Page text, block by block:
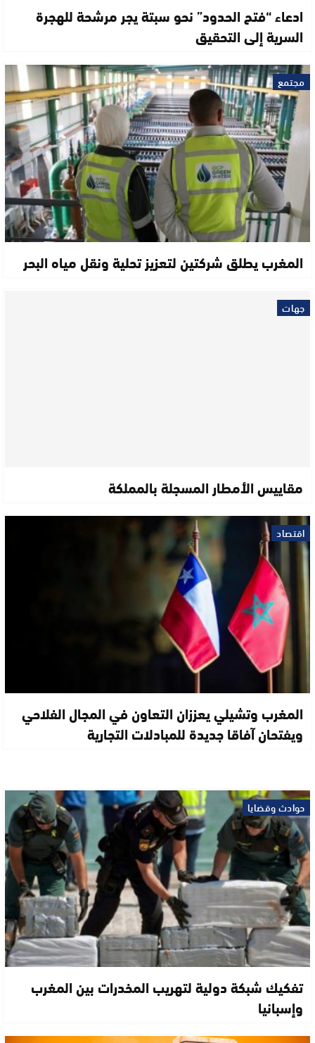
ادعاء “فتح الحدود” نحو سبتة يجر مرشحة للهجرة
السرية إلى التحقيق
مجتمع
المغرب يطلق شركتين لتعزيز تحلية ونقل مياه البحر
جهات
مقاييس الأمطار المسجلة بالمملكة
اقتصاد
المغرب وتشيلي يعززان التعاون في المجال الفلاحي
ويفتحان آفاقا جديدة للمبادلات التجارية
حوادث وقضايا
تفكيك شبكة دولية لتهريب المخدرات بين المغرب
وإسبانيا